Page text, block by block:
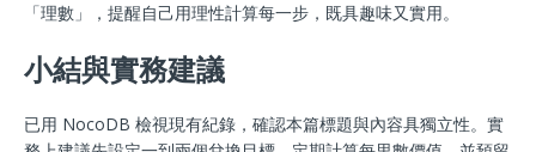
「理數」，提醒自己用理性計算每一步，既具趣味又實用。
小結與實務建議
已用 NocoDB 檢視現有紀錄，確認本篇標題與內容具獨立性。實